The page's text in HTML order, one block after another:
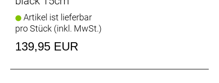
Artikel ist lieferbar
pro Stück (inkl. MwSt.)
139,95 EUR